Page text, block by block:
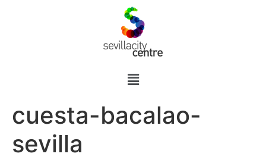
cuesta-bacalao-
sevilla